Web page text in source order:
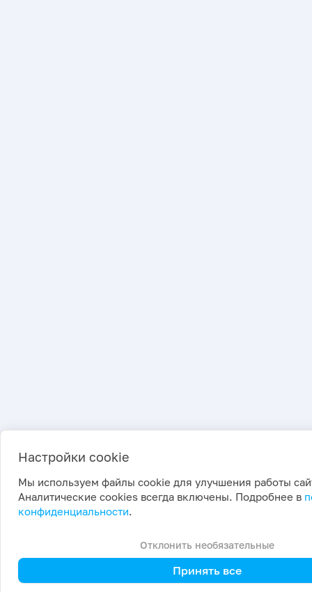
Настройки cookie
Мы используем файлы cookie для улучшения работы
Аналитические cookies всегда включены. Подробнее в
конфиденциальности.
Отклонить необязательные
Принять все